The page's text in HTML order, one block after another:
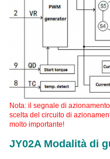
Nota: il segnale di
scelta del circuito di
molto importante!
JY02A Modalità di